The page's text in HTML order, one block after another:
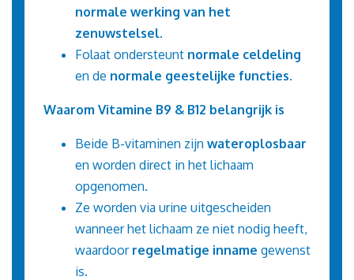
normale werking van het
zenuwstelsel.
Folaat ondersteunt normale celdeling
en de normale geestelijke functies.
Waarom Vitamine B9 & B12 belangrijk is
Beide B-vitaminen zijn wateroplosbaar
en worden direct in het lichaam
opgenomen.
Ze worden via urine uitgescheiden
wanneer het lichaam ze niet nodig heeft,
waardoor regelmatige inname gewenst
is.